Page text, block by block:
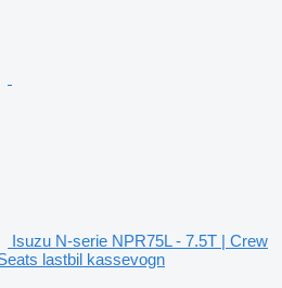
Isuzu N-serie NPR75L - 7.5T | Crew
lastbil kassevogn